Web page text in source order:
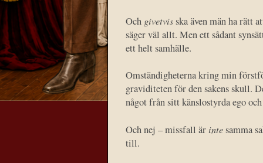
Och givetvisska även män ha rätt
säger väl allt. Men ett sådant
ett helt samhälle.
Omständigheterna kring min
graviditeten för den sakens skull.
något från sitt känslostyrda ego
Och nej – missfall är intesamma
till.